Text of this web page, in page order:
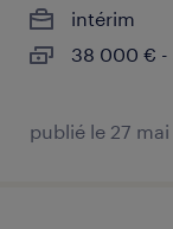
intérim
38 000 € -
publié le 27